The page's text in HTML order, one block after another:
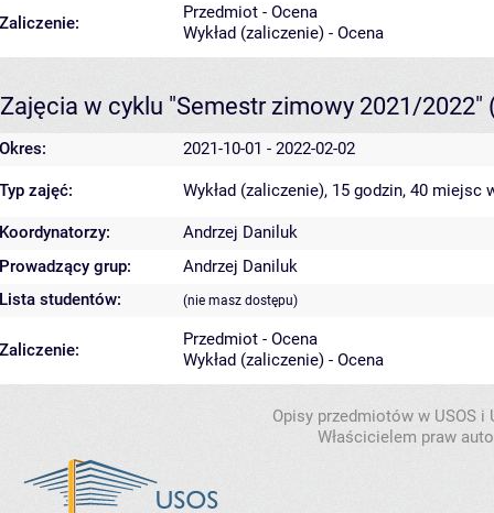
Zaliczenie:
Przedmiot - Ocena
Wykład (zaliczenie) - Ocena
Zajęcia w cyklu "Semestr zimowy 2021/2022"
Okres: 2021-10-01 - 2022-02-02
Typ zajęć: Wykład (zaliczenie), 15 godzin, 40 miejsc
Koordynatorzy:
Andrzej Daniluk
Prowadzący grup:
Andrzej Daniluk
Lista studentów:
(nie masz dostępu)
Zaliczenie:
Przedmiot - Ocena
Wykład (zaliczenie) - Ocena
Opisy przedmiotów w USOS
Właścicielem praw